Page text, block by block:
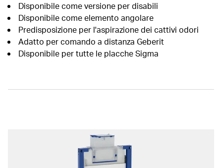
Disponibile come versione per disabili
Disponibile come elemento angolare
Predisposizione per l'aspirazione dei cattivi odori
Adatto per comando a distanza Geberit
Disponibile per tutte le placche Sigma